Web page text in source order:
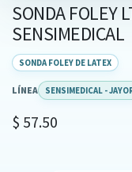
SONDA FOLEY
SENSIMEDICAL
SONDA FOLEY DE LATEX
LÍNEA SENSIMEDICAL -
$ 57.50